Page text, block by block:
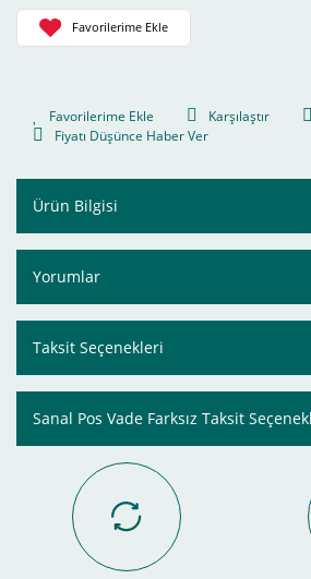
Karşılaştır
Fiyatı Düşünce Haber Ver
Ürün Bilgisi
Yorumlar
Taksit Seçenekleri
Sanal Pos Vade Farksız Taksit